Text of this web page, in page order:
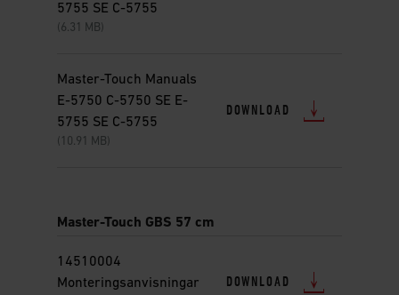
5755 SE C-5755
(6.31 MB)
Master-Touch Manuals
E-5750 C-5750 SE E-
5755 SE C-5755
(10.91 MB)
DOWNLOAD
Master-Touch GBS 57 cm
14510004
Monteringsanvisningar
DOWNLOAD